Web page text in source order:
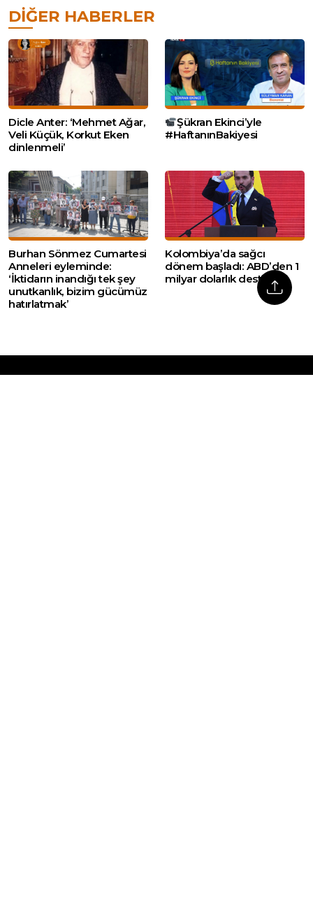
DIĞER HABERLER
Dicle Anter: ‘Mehmet Ağar,
Veli Küçük, Korkut Eken
dinlenmeli’
Şükran Ekinci’yle
#HaftanınBakiyesi
Burhan Sönmez Cumartesi
Anneleri eyleminde:
‘İktidarın inandığı tek şey
unutkanlık, bizim gücümüz
hatırlatmak’
Kolombiya’da sağcı
dönem başladı: ABD’den 1
milyar dolarlık destek